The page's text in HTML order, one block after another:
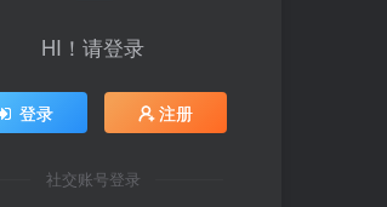
HI！请登录
登录 注册
社交账号登录